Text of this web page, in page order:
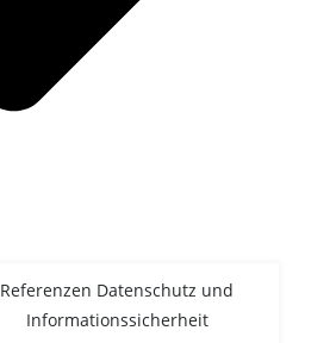
Refe­ren­zen Daten­schutz und
Informationssicherheit